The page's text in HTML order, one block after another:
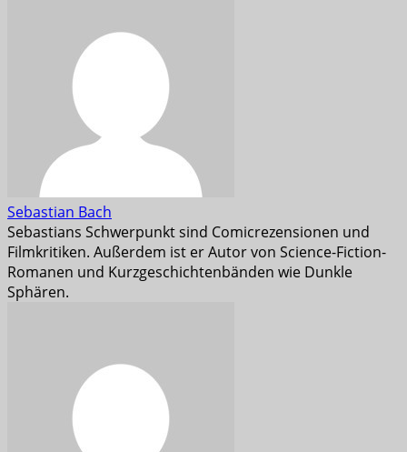
Sebastian Bach
Sebastians Schwerpunkt sind Comicrezensionen und
Filmkritiken. Außerdem ist er Autor von Science-Fiction-
Romanen und Kurzgeschichtenbänden wie Dunkle
Sphären.